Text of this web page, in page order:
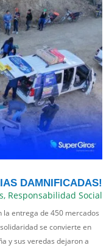
DAMNIFICADAS!
, Responsabilidad Social
la entrega de 450 mercados
se convierte en
y sus veredas dejaron a